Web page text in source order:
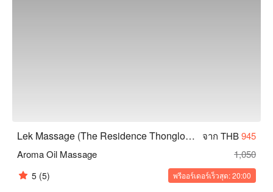
Lek Massage (The Residence Thonglor Hotel) จาก THB945
Aroma Oil Massage
1,050
5 (5) พรีออร์เดอร์เร็วสุด: 20:00